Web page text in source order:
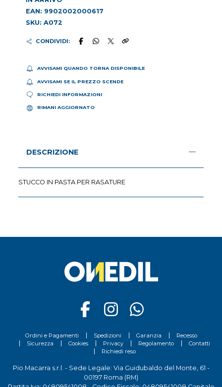
EAN: 9902002000617
SKU: A072
CONDIVIDI:
AVVISAMI QUANDO TORNA DISPONIBILE
AVVISAMI SE IL PREZZO SCENDE
RICHIEDI INFORMAZIONI
RIMANI AGGIORNATO
DESCRIZIONE
STUCCO IN PASTA PER RASATURE
Ordini e Pagamenti Spedizioni Garanzia
Recesso
Sicurezza
Cookies Privacy Regolamento
Contatti
Richiedi reso
Pio Macarra s.r.l. - Sede Legale: Via Guidubaldo del Monte, 61 -
00197 Roma (RM)